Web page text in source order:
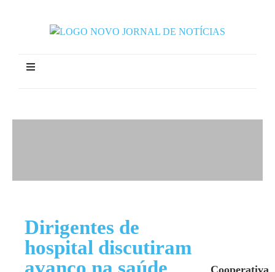
Dirigentes de
hospital discutiram
Cooperativa